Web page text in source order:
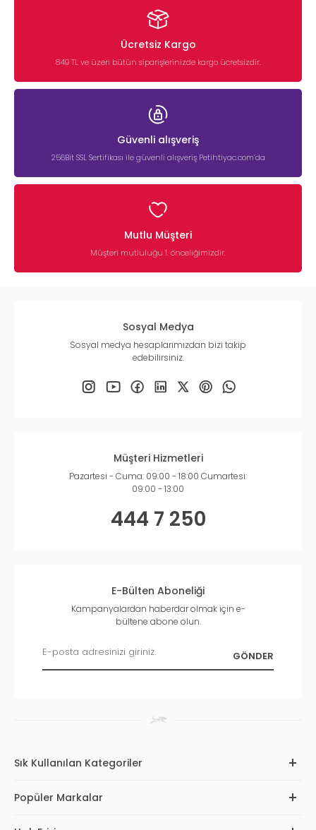
Ücretsiz Kargo
849 TL ve üzeri bütün siparişlerinizde kargo ücretsizdir.
Güvenli alışveriş
256Bit SSL Sertifikası ile güvenli alışveriş Petihtiyac.com’da
Mutlu Müşteri
Müşteri mutluluğu 1. önceliğimizdir.
Sosyal Medya
Sosyal medya hesaplarımızdan bizi takip
edebilirsiniz.
Müşteri Hizmetleri
Pazartesi - Cuma: 09:00 - 18:00 Cumartesi:
09:00 - 13:00
444 7 250
E-Bülten Aboneliği
Kampanyalardan haberdar olmak için e-
bültene abone olun.
Sık Kullanılan Kategoriler
Popüler Markalar